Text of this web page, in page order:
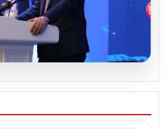
Devlet yönetimi ciddi bir